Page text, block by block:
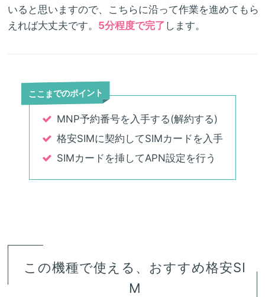
いると思いますので、こちらに沿って作業を進めてもら
えれば大丈夫です。 5分程度で完了 します。
ここまでのポイント
MNP予約番号を入手する(解約する)
格安SIMに契約してSIMカードを入手
SIMカードを挿してAPN設定を行う
この機種で使える、おすすめ格安SI
M